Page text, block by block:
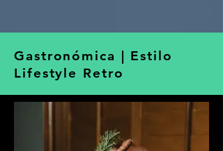
Gastronómica | Estilo
Lifestyle Retro